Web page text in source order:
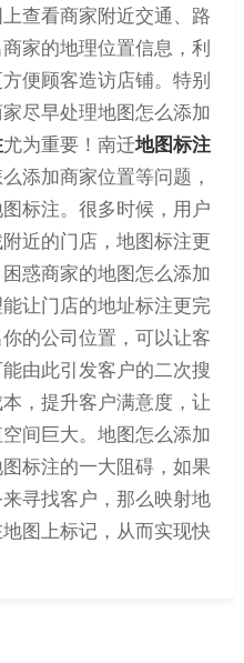
查看商家附近交通、路
家的地理位置信息，利
便顾客造访店铺。特别
尽早处理地图怎么添加
尤为重要！南迁地图标注
添加商家位置等问题，
标注。很多时候，用户
近的门店，地图标注更
惑商家的地图怎么添加
让门店的地址标注更完
的公司位置，可以让客
由此引发客户的二次搜
，提升客户满意度，让
间巨大。地图怎么添加
标注的一大阻碍，如果
寻找客户，那么映射地
图上标记，从而实现快